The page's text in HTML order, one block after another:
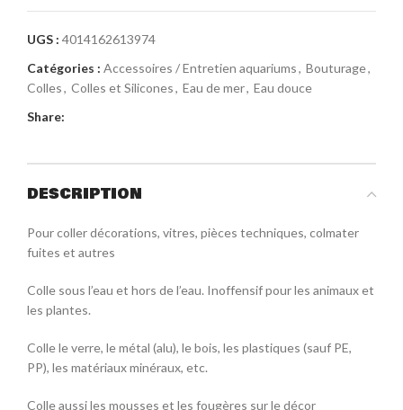
UGS : 4014162613974
Catégories : Accessoires / Entretien aquariums, Bouturage,
Colles, Colles et Silicones, Eau de mer, Eau douce
Share:
DESCRIPTION
Pour coller décorations, vitres, pièces techniques, colmater
fuites et autres
Colle sous l’eau et hors de l’eau. Inoffensif pour les animaux et
les plantes.
Colle le verre, le métal (alu), le bois, les plastiques (sauf PE,
PP), les matériaux minéraux, etc.
Colle aussi les mousses et les fougères sur le décor